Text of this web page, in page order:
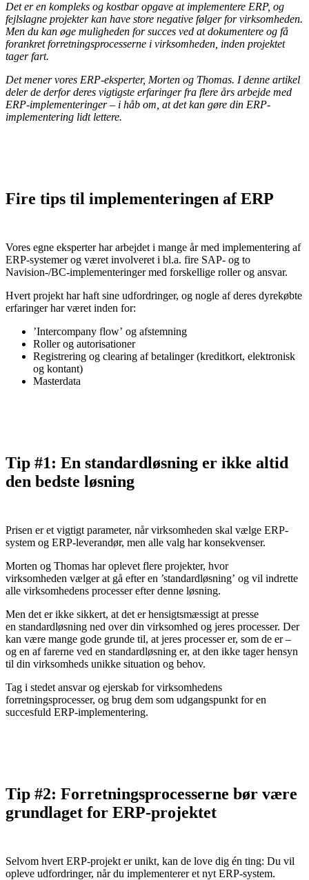
Det er en kompleks og kostbar opgave at implementere ERP, og
fejlslagne projekter kan have store negative følger for virksomheden.
Men du kan øge muligheden for succes ved at dokumentere og få
forankret forretningsprocesserne i virksomheden, inden projektet
tager fart.
Det mener vores ERP-eksperter, Morten og Thomas. I denne artikel
deler de derfor deres vigtigste erfaringer fra flere års arbejde med
ERP-implementeringer – i håb om, at det kan gøre din ERP-
implementering lidt lettere.
Fire tips til implementeringen af ERP
Vores egne eksperter har arbejdet i mange år med implementering af
ERP-systemer og været involveret i bl.a. fire SAP- og to
Navision-/BC-implementeringer med forskellige roller og ansvar.
Hvert projekt har haft sine udfordringer, og nogle af deres dyrekøbte
erfaringer har været inden for:
’Intercompany flow’ og afstemning
Roller og autorisationer
Registrering og clearing af betalinger (kreditkort, elektronisk
og kontant)
Masterdata
Tip #1: En standardløsning er ikke altid
den bedste løsning
Prisen er et vigtigt parameter, når virksomheden skal vælge ERP-
system og ERP-leverandør, men alle valg har konsekvenser.
Morten og Thomas har oplevet flere projekter, hvor
virksomheden vælger at gå efter en ’standardløsning’ og vil indrette
alle virksomhedens processer efter denne løsning.
Men det er ikke sikkert, at det er hensigtsmæssigt at presse
en standardløsning ned over din virksomhed og jeres processer. Der
kan være mange gode grunde til, at jeres processer er, som de er –
og en af farerne ved en standardløsning er, at den ikke tager hensyn
til din virksomheds unikke situation og behov.
Tag i stedet ansvar og ejerskab for virksomhedens
forretningsprocesser, og brug dem som udgangspunkt for en
succesfuld ERP-implementering.
Tip #2: Forretningsprocesserne bør være
grundlaget for ERP-projektet
Selvom hvert ERP-projekt er unikt, kan de love dig én ting: Du vil
opleve udfordringer, når du implementerer et nyt ERP-system.